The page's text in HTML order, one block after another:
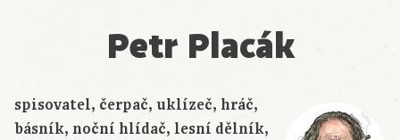
Petr Placák
spisovatel, čerpač, uklízeč, hráč,
básník, noční hlídač, lesní dělník,